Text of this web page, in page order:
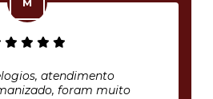
atendimento
foram muito